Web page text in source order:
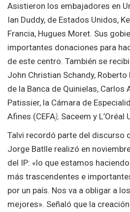
Asistieron los embajadores en
Ian Duddy, de Estados Unidos,
Francia, Hugues Moret. Sus
importantes donaciones para
de este centro. También se
John Christian Schandy,
de la Banca de Quinielas, Carlos
Patissier, la Cámara de
Afines (CEFA), Saceem y L’Oréal
Talvi recordó parte del discurso
Jorge Batlle realizó en
del IP: «lo que estamos
más trascendentes e
por un país. Nos va a obligar a
mejores». Señaló que la